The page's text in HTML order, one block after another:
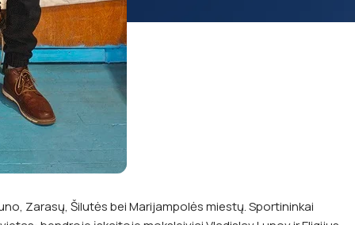
Zarasų, Šilutės bei Marijampolės miestų. Sportininkai